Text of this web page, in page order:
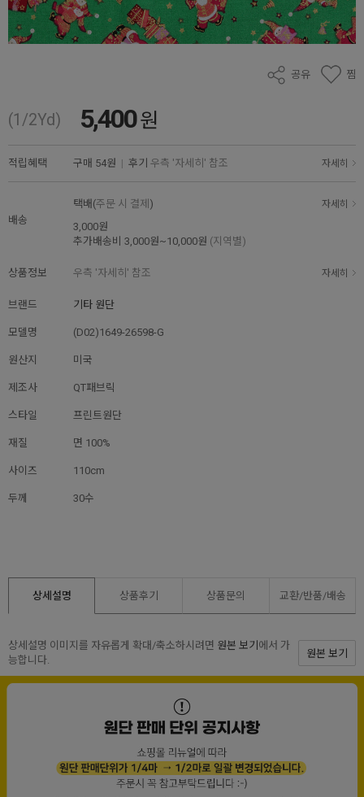
공유 찜
(1/2Yd) 5,400원
적립혜택 구매 54원 | 후기 우측 '자세히' 참조 자세히
배송
택배(주문 시 결제 ) 자세히
3,000원
추가배송비 3,000원~10,000원 (지역별)
상품정보 우측 '자세히' 참조 자세히
브랜드 기타 원단
모델명 (D02)1649-26598-G
원산지 미국
제조사 QT패브릭
스타일 프린트원단
재질 면 100%
사이즈 110cm
두께 30수
상세설명 상품후기 상품문의 교환/반품/배송
상세설명 이미지를 자유롭게 확대/축소하시려면 원본 보기 에서 가
능합니다.
원본 보기